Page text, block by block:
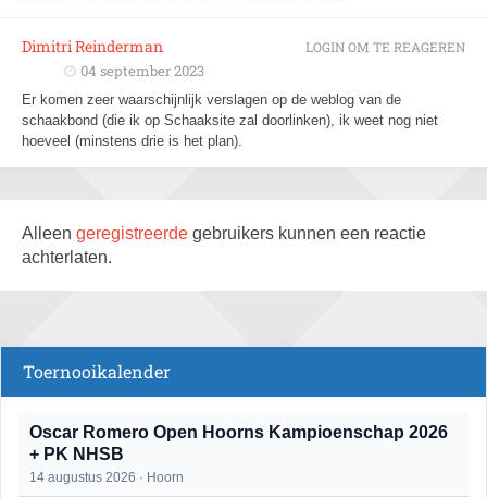
Dimitri Reinderman
04 september 2023
Er komen zeer waarschijnlijk verslagen op de weblog van de
schaakbond (die ik op Schaaksite zal doorlinken), ik weet nog niet
hoeveel (minstens drie is het plan).
LOGIN OM TE REAGEREN
Alleen geregistreerde gebruikers kunnen een reactie
achterlaten.
Toernooikalender
Oscar Romero Open Hoorns Kampioenschap 2026
+ PK NHSB
14 augustus 2026 · Hoorn